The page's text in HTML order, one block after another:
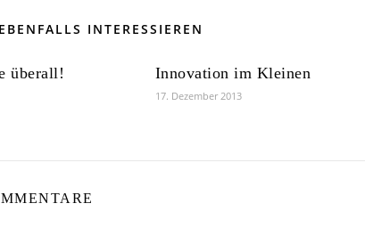
INTERESSIEREN
überall! Innovation im Kleinen
17. Dezember 2013